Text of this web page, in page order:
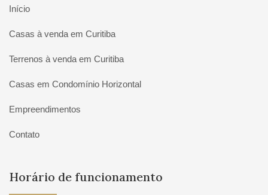
Início
Casas à venda em Curitiba
Terrenos à venda em Curitiba
Casas em Condomínio Horizontal
Empreendimentos
Contato
Horário de funcionamento